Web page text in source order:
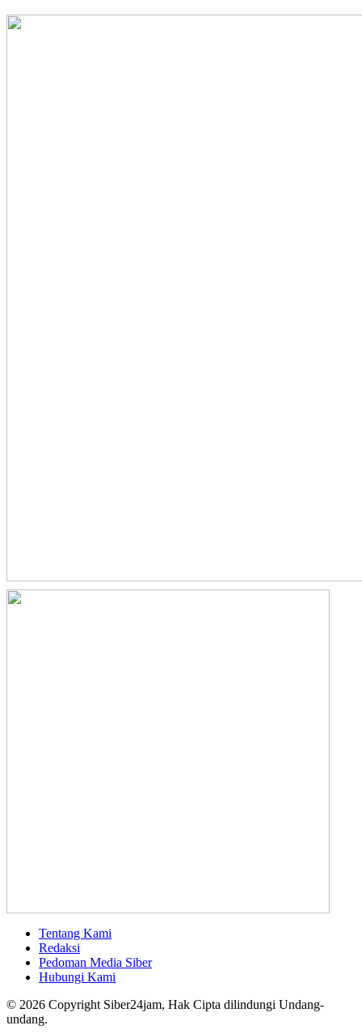
Tentang Kami
Redaksi
Pedoman Media Siber
Hubungi Kami
© 2026 Copyright Siber24jam, Hak Cipta dilindungi Undang-
undang.